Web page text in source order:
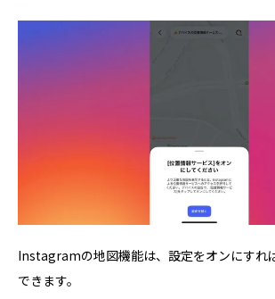
Instagramの地図機能は、設定をオンにすれ
できます。